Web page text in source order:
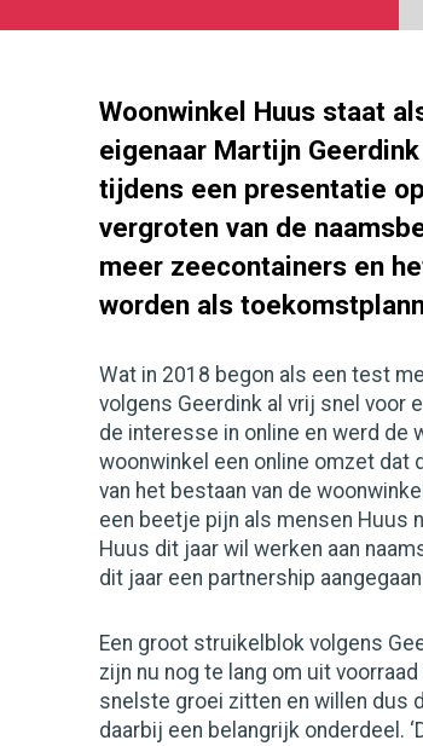
Woonwinkel Huus staat
eigenaar Martijn
tijdens een presentatie
vergroten van de
meer zeecontainers en
worden als
Wat in 2018 begon als een test
volgens Geerdink al vrij snel voor
de interesse in online en werd de
woonwinkel een online omzet dat
van het bestaan van de
een beetje pijn als mensen Huus
Huus dit jaar wil werken aan
dit jaar een partnership
Een groot struikelblok volgens
zijn nu nog te lang om uit
snelste groei zitten en willen dus
daarbij een belangrijk onderdeel.